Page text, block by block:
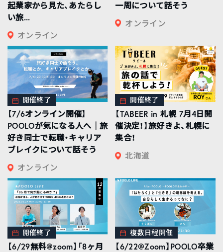
起業家から見た、あたらし
い旅...
オンライン
一周について話そう
オンライン
開催終了
【7/6オンライン開催】
POOLOが気になる人へ｜旅
好き同士で転職・キャリア
ブレイクについて話そう
オンライン
開催終了
【TABEER in 札幌 7月4日開
催決定！】旅好きよ、札幌に
集合！
北海道
開催終了
【6/29無料@zoom】「8ヶ月
複数日程開催
【6/22@Zoom】POOLO卒業